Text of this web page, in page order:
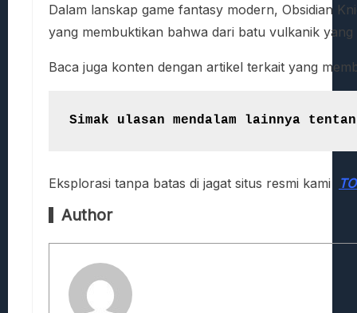
Dalam lanskap game fantasy modern, Obsidian
yang membuktikan bahwa dari batu vulkanik
Baca juga konten dengan artikel terkait yang
Simak ulasan mendalam lainnya
Eksplorasi tanpa batas di jagat situs resmi kami
Author